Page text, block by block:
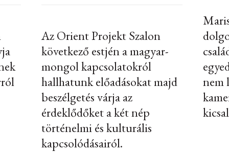
Az Orient Projekt Szalon
következő estjén a magyar-
mongol kapcsolatokról
hallhatunk előadásokat majd
beszélgetés várja az
érdeklődőket a két nép
történelmi és kulturális
kapcsolódásairól.
nem